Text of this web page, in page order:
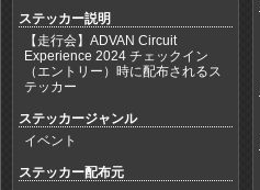
ステッカー説明
【走行会】ADVAN Circuit
Experience 2024 チェックイン
（エントリー）時に配布されるス
テッカー
ステッカージャンル
イベント
ステッカー配布元